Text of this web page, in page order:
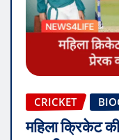
CRICKET
महिला क्रिकेट